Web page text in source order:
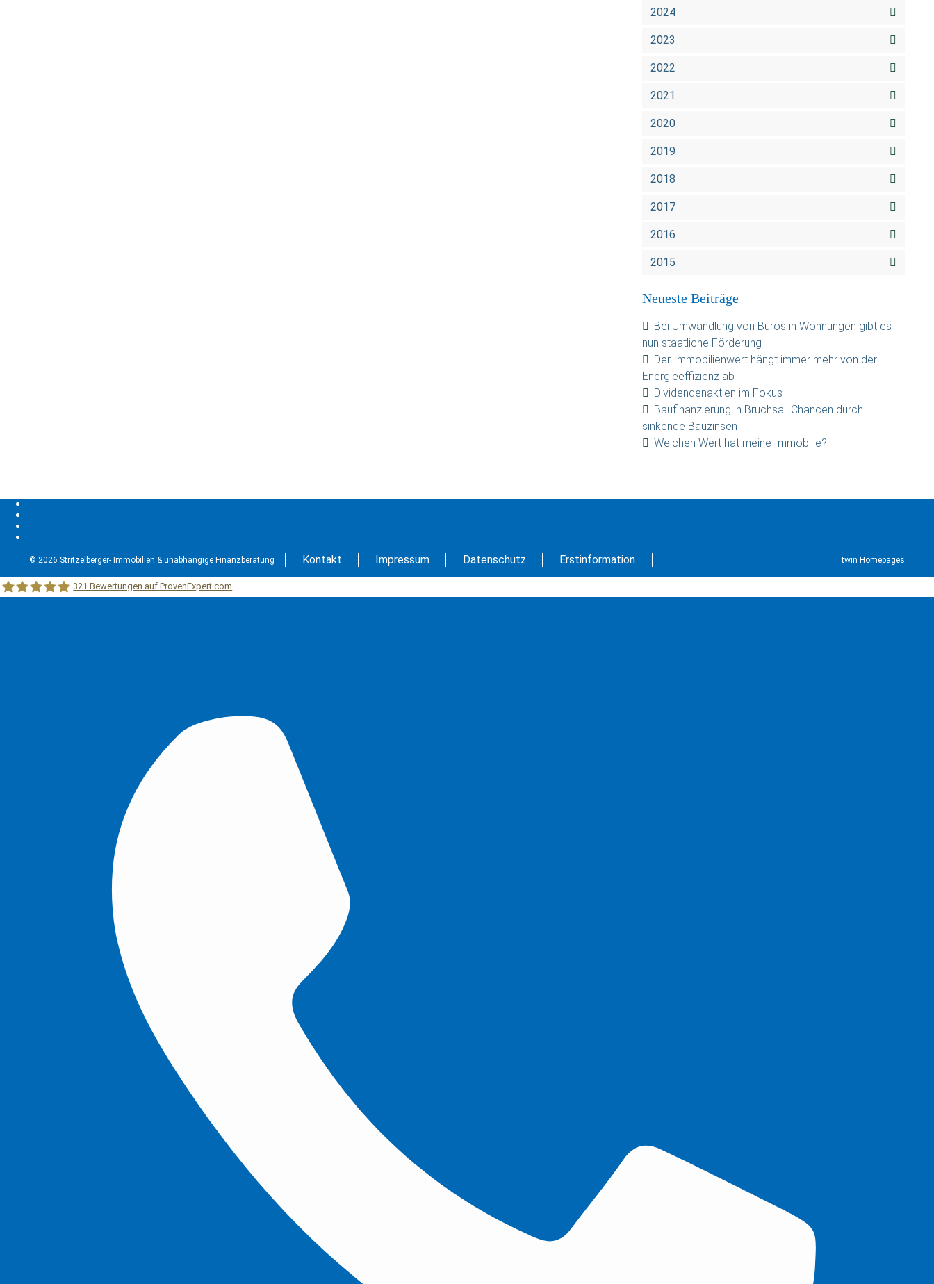
2024
2023
2022
2021
2020
2019
2018
2017
2016
2015
Neueste Beiträge
Bei Umwandlung von Büros in Wohnungen gibt es
nun staatliche Förderung
Der Immobilienwert hängt immer mehr von der
Energieeffizienz ab
Dividendenaktien im Fokus
Baufinanzierung in Bruchsal: Chancen durch
sinkende Bauzinsen
Welchen Wert hat meine Immobilie?
Kontakt Impressum Datenschutz Erstinformation
© 2026 Stritzelberger- Immobilien & unabhängige Finanzberatung twin Homepages
321 Bewertungen auf ProvenExpert.com